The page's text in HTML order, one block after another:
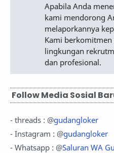
Apabila Anda
kami mendorong
melaporkannya
Kami
lingkungan
dan profesional.
Follow Media Sosial
- threads : @gudangloker
- Instagram : @gudangloker
- Whatsapp : @Saluran WA